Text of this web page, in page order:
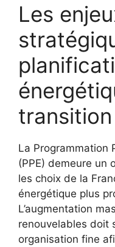
Les
La Programmation
(PPE) demeure un
les choix de la
énergétique plus
L’augmentation
renouvelables doit
organisation fine